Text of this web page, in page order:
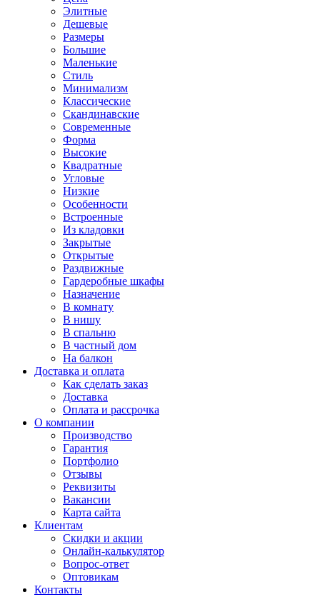
Элитные
Дешевые
Размеры
Большие
Маленькие
Стиль
Минимализм
Классические
Скандинавские
Современные
Форма
Высокие
Квадратные
Угловые
Низкие
Особенности
Встроенные
Из кладовки
Закрытые
Открытые
Раздвижные
Гардеробные шкафы
Назначение
В комнату
В нишу
В спальню
В частный дом
На балкон
Доставка и оплата
Как сделать заказ
Доставка
Оплата и рассрочка
О компании
Производство
Гарантия
Портфолио
Отзывы
Реквизиты
Вакансии
Карта сайта
Клиентам
Скидки и акции
Онлайн-калькулятор
Вопрос-ответ
Оптовикам
Контакты